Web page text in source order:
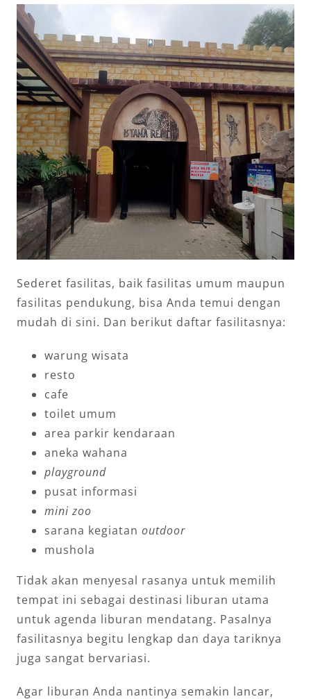
Sederet fasilitas, baik fasilitas umum maupun
fasilitas pendukung, bisa Anda temui dengan
mudah di sini. Dan berikut daftar fasilitasnya:
warung wisata
resto
cafe
toilet umum
area parkir kendaraan
aneka wahana
playground
pusat informasi
mini zoo
sarana kegiatan outdoor
mushola
Tidak akan menyesal rasanya untuk memilih
tempat ini sebagai destinasi liburan utama
untuk agenda liburan mendatang. Pasalnya
fasilitasnya begitu lengkap dan daya tariknya
juga sangat bervariasi.
Agar liburan Anda nantinya semakin lancar,